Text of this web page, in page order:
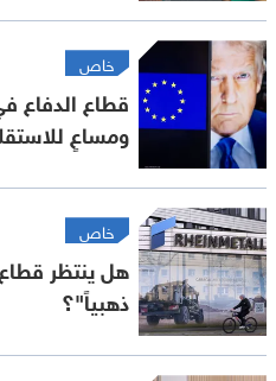
خاص
قطاع الدفاع
ومساعٍ
خاص
هل ينتظر
ذهبياً"؟